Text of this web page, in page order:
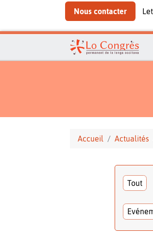
Nous contacter
Accueil Actualités
Tout